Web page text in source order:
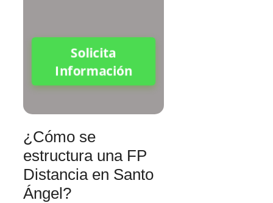
Solicita
Información
¿Cómo se
estructura una FP
Distancia en Santo
Ángel?